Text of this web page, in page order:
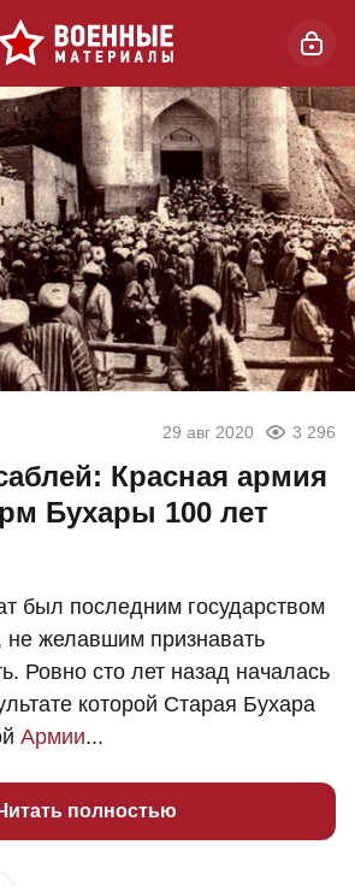
29 авг 2020 3 296
Красная армия
Бухары 100 лет
был последним государством
желавшим признавать
Ровно сто лет назад началась
которой Старая Бухара
Армии...
полностью